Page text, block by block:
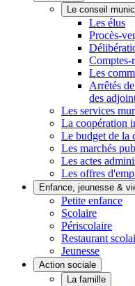
Le conseil
Les élus
Procès-
Comptes-
Les
Arrêtés
des
Les services
La coopération
Le budget de la
Les marchés
Les actes
Les offres
Enfance, jeunesse &
Petite enfance
Scolaire
Périscolaire
Restaurant
Jeunesse
Action sociale
La famille